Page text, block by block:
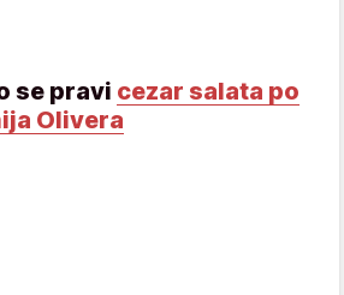
se pravi cezar salata po
Olivera